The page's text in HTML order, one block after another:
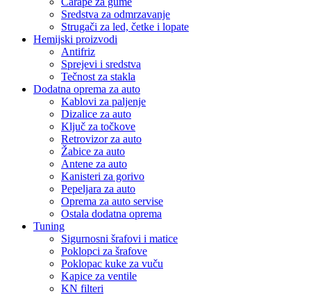
Sredstva za odmrzavanje
Strugači za led, četke i lopate
Hemijski proizvodi
Antifriz
Sprejevi i sredstva
Tečnost za stakla
Dodatna oprema za auto
Kablovi za paljenje
Dizalice za auto
Ključ za točkove
Retrovizor za auto
Žabice za auto
Antene za auto
Kanisteri za gorivo
Pepeljara za auto
Oprema za auto servise
Ostala dodatna oprema
Tuning
Sigurnosni šrafovi i matice
Poklopci za šrafove
Poklopac kuke za vuču
Kapice za ventile
KN filteri